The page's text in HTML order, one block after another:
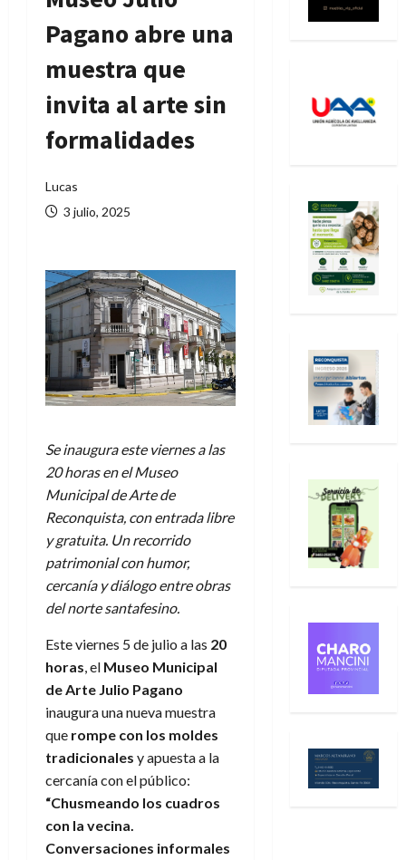
Pagano abre una
muestra que
invita al arte sin
formalidades
Lucas
3 julio, 2025
Se inaugura este viernes a las
20 horas en el Museo
Municipal de Arte de
Reconquista, con entrada libre
y gratuita. Un recorrido
patrimonial con humor,
cercanía y diálogo entre obras
del norte santafesino.
Este viernes 5 de julio a las 20
horas , el Museo Municipal
de Arte Julio Pagano
inaugura una nueva muestra
que rompe con los moldes
tradicionales y apuesta a la
cercanía con el público:
“Chusmeando los cuadros
con la vecina.
Conversaciones informales